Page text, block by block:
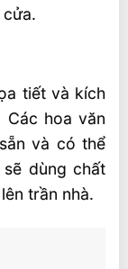
tiết và kích
hoa văn
và có thể
dùng chất
trần nhà.